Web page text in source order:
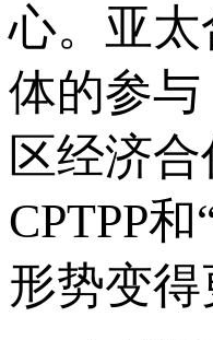
心。亚
体的参
区经济
CPTPP
形势变